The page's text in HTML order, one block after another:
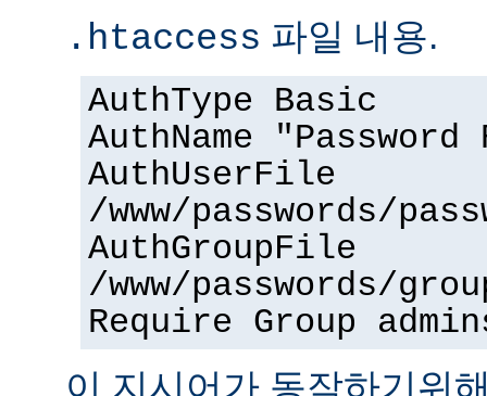
.htaccess 파일 내용.
AuthType Basic
AuthName
AuthUserFile
/www/passwords/
AuthGroupFile
/www/passwords/
Require Group
이 지시어가 동작하기위